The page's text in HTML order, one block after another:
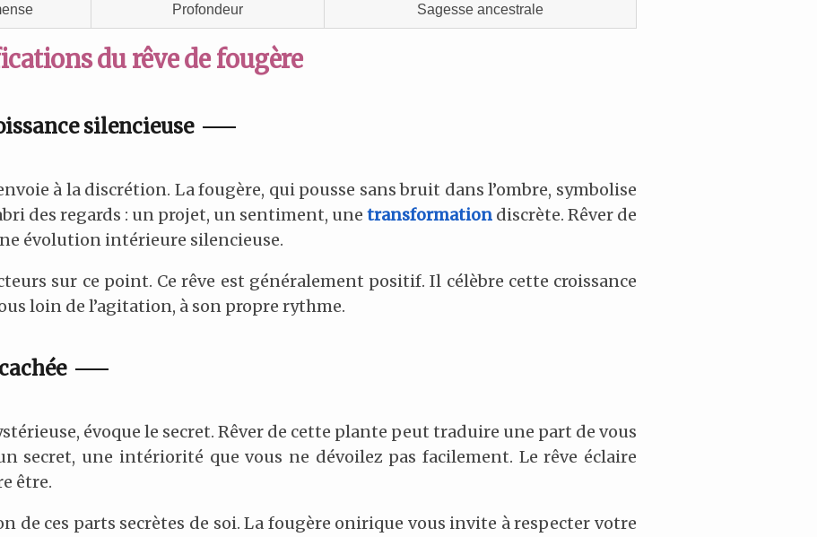
Profondeur Sagesse ancestrale
du rêve de fougère
silencieuse
à la discrétion. La fougère, qui pousse sans bruit dans l’ombre, symbolise
des regards : un projet, un sentiment, une transformation discrète. Rêver de
évolution intérieure silencieuse.
sur ce point. Ce rêve est généralement positif. Il célèbre cette croissance
loin de l’agitation, à son propre rythme.
évoque le secret. Rêver de cette plante peut traduire une part de vous
secret, une intériorité que vous ne dévoilez pas facilement. Le rêve éclaire
être.
de ces parts secrètes de soi. La fougère onirique vous invite à respecter votre